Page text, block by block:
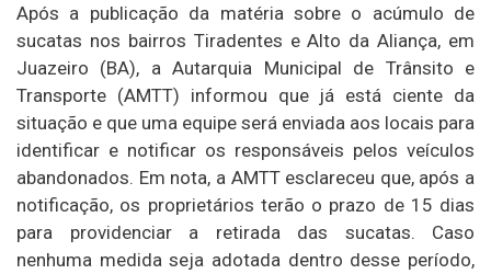
Após a publicação da matéria sobre o acúmulo de
sucatas nos bairros Tiradentes e Alto da Aliança, em
Juazeiro (BA), a Autarquia Municipal de Trânsito e
Transporte (AMTT) informou que já está ciente da
situação e que uma equipe será enviada aos locais para
identificar e notificar os responsáveis pelos veículos
abandonados. Em nota, a AMTT esclareceu que, após a
notificação, os proprietários terão o prazo de 15 dias
para providenciar a retirada das sucatas. Caso
nenhuma medida seja adotada dentro desse período,